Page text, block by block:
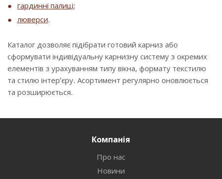
гардинні палиці;
люверси.
Каталог дозволяє підібрати готовий карниз або
сформувати індивідуальну карнизну систему з окремих
елементів з урахуванням типу вікна, формату текстилю
та стилю інтер’єру. Асортимент регулярно оновлюється
та розширюється.
Компанія
Про нас
Новини